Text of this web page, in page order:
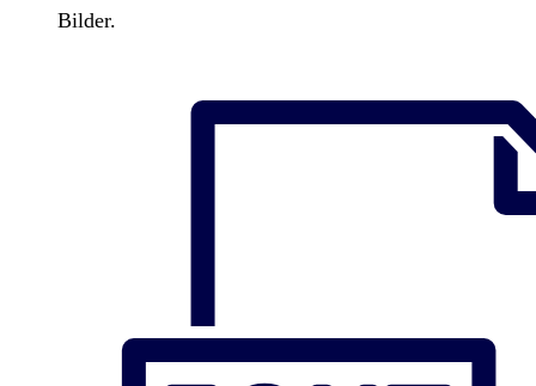
Bilder.